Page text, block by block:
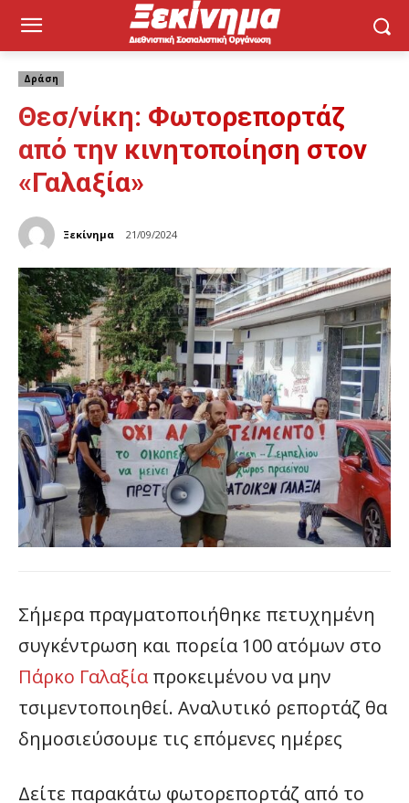
Δράση
Θεσ/νίκη: Φωτορεπορτάζ
από την κινητοποίηση στον
«Γαλαξία»
Ξεκίνημα 21/09/2024
Σήμερα πραγματοποιήθηκε πετυχημένη
συγκέντρωση και πορεία 100 ατόμων στο
Πάρκο Γαλαξίαπροκειμένου να μην
τσιμεντοποιηθεί. Αναλυτικό ρεπορτάζ θα
δημοσιεύσουμε τις επόμενες ημέρες
Δείτε παρακάτω φωτορεπορτάζ από το